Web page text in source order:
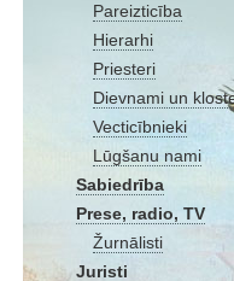
Pareizticība
Hierarhi
Priesteri
Dievnami un
Vecticībnieki
Lūgšanu nami
Sabiedrība
Prese, radio, TV
Žurnālisti
Juristi